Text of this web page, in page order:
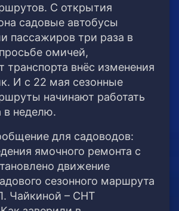
С открытия
садовые автобусы
пассажиров три раза в
омичей,
транспорта внёс изменения
И с 22 мая сезонные
начинают работать
в неделю.
для садоводов:
ямочного ремонта с
движение
сезонного маршрута
Чайкиной – СНТ